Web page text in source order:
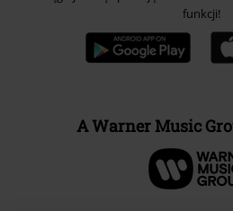
funkcji!
A Warner Music